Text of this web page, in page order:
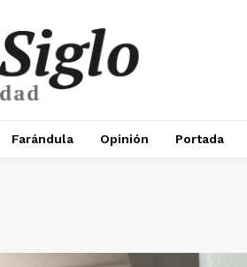
Farándula Opinión Portada